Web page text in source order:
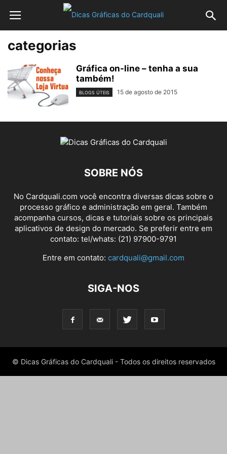
categorias
Gráfica on-line – tenha a sua
também!
BLOGS ÚTEIS 15 de agosto de 2015
SOBRE NÓS
No Cardquali.com você encontra diversas dicas sobre o
processo gráfico e administração em geral. Também
acompanha cursos, dicas e tutoriais sobre os principais
aplicativos de design do mercado. Se preferir entre em
contato: tel/whats: (21) 97900-9791
Entre em contato: cardquali@gmail.com
SIGA-NOS
© Dicas Gráficas do Cardquali - Todos os direitos reservados